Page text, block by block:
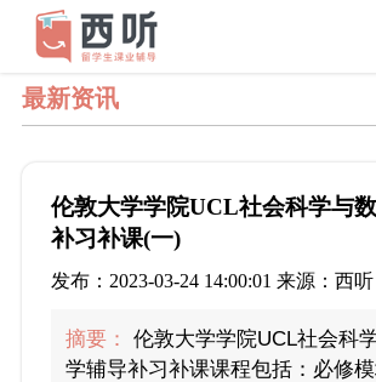
最新资讯
伦敦大学学院UCL社会科学与
补习补课(一)
发布：2023-03-24 14:00:01 来源：西
摘要：
伦敦大学学院UCL社会科
学辅导补习补课课程包括：必修